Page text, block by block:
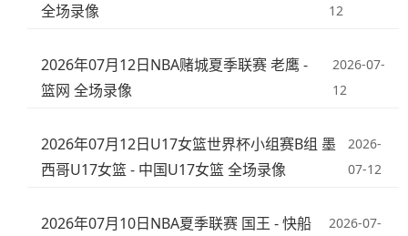
全场录像
12
2026年07月12日NBA赌城夏季联赛 老鹰 -
篮网 全场录像
2026-07-
12
2026年07月12日U17女篮世界杯小组赛B组 墨
西哥U17女篮 - 中国U17女篮 全场录像
2026-
07-12
2026年07月10日NBA夏季联赛 国王 - 快船
2026-07-